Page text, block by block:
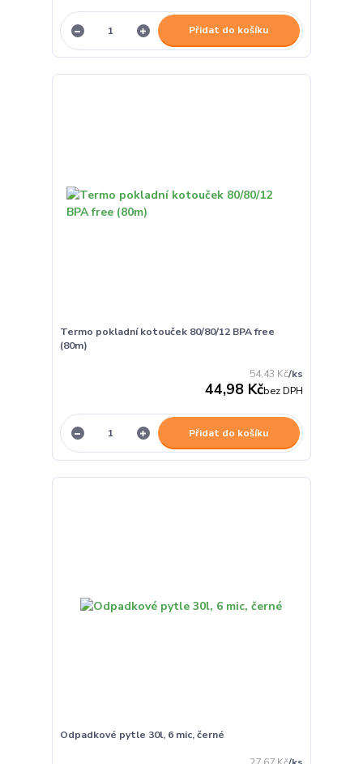
Přidat do košíku
Termo pokladní kotouček 80/80/12 BPA free
(80m)
54,43 Kč/ks
44,98 Kčbez DPH
Přidat do košíku
Odpadkové pytle 30l, 6 mic, černé